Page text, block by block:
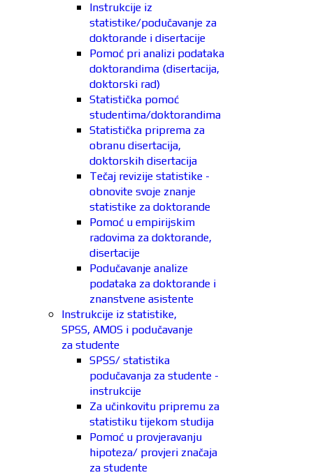
Instrukcije iz
statistike/podučavanje za
doktorande i disertacije
Pomoć pri analizi podataka
doktorandima (disertacija,
doktorski rad)
Statistička pomoć
studentima/doktorandima
Statistička priprema za
obranu disertacija,
doktorskih disertacija
Tečaj revizije statistike -
obnovite svoje znanje
statistike za doktorande
Pomoć u empirijskim
radovima za doktorande,
disertacije
Podučavanje analize
podataka za doktorande i
znanstvene asistente
Instrukcije iz statistike,
SPSS, AMOS i podučavanje
za studente
SPSS/ statistika
podučavanja za studente -
instrukcije
Za učinkovitu pripremu za
statistiku tijekom studija
Pomoć u provjeravanju
hipoteza/ provjeri značaja
za studente